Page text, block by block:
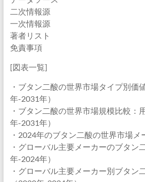
二次情報源
一次情報源
著者リスト
免責事項
[図表一覧]
・ブタン二酸の世界市場タイプ別価
年-2031年）
・ブタン二酸の世界市場規模比較：
年-2031年）
・2024年のブタン二酸の世界市場メ
・グローバル主要メーカーのブタン
年-2024年）
・グローバル主要メーカー別ブタン